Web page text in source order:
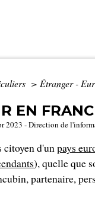
> Étranger -
EN
2023 - Direction de
citoyen d'unpays
), quelle que
partenaire,